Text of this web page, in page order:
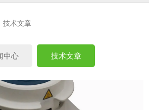
技术文章
中心 技术文章